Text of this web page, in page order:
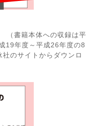
（書籍本体への収録は平
19年度～平成26年度の8
のサイトからダウンロ